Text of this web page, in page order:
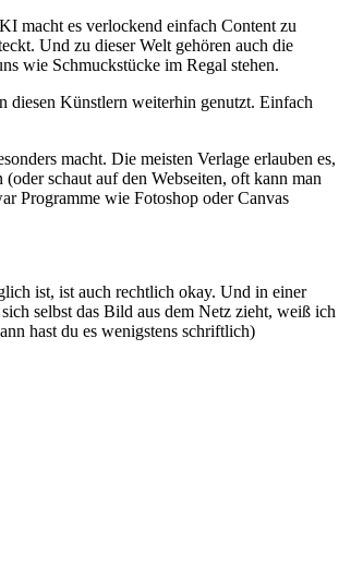
macht es verlockend einfach Content zu
Und zu dieser Welt gehören auch die
wie Schmuckstücke im Regal stehen.
diesen Künstlern weiterhin genutzt. Einfach
macht. Die meisten Verlage erlauben es,
schaut auf den Webseiten, oft kann man
Programme wie Fotoshop oder Canvas
ist, ist auch rechtlich okay. Und in einer
selbst das Bild aus dem Netz zieht, weiß ich
hast du es wenigstens schriftlich)